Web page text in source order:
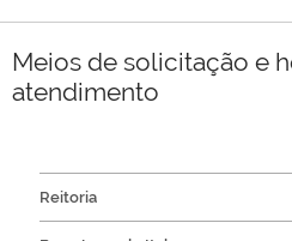
Meios de solicitação e
atendimento
Reitoria